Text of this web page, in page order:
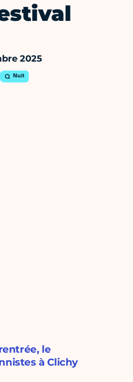
2025
Nuit
le
à Clichy